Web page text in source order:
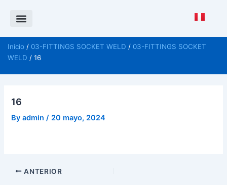
Inicio / 03-FITTINGS SOCKET WELD / 03-FITTINGS SOCKET
WELD / 16
16
Byadmin/ 20 mayo, 2024
ANTERIOR